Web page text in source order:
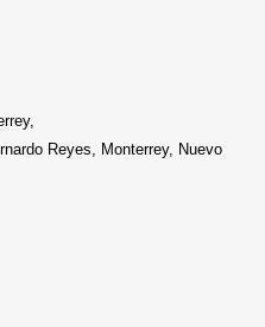
Reyes, Monterrey, Nuevo